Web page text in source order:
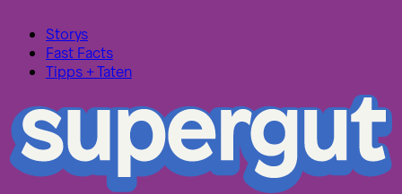
Storys
Fast Facts
Tipps + Taten